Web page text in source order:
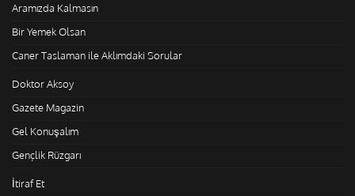
Aramızda Kalmasın
Bir Yemek Olsan
Caner Taslaman ile Aklımdaki Sorular
Doktor Aksoy
Gazete Magazin
Gel Konuşalım
Gençlik Rüzgarı
İtiraf Et